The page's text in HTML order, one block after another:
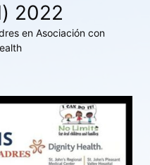
2022
en Asociación con